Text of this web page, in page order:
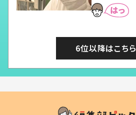
6位以降はこちら